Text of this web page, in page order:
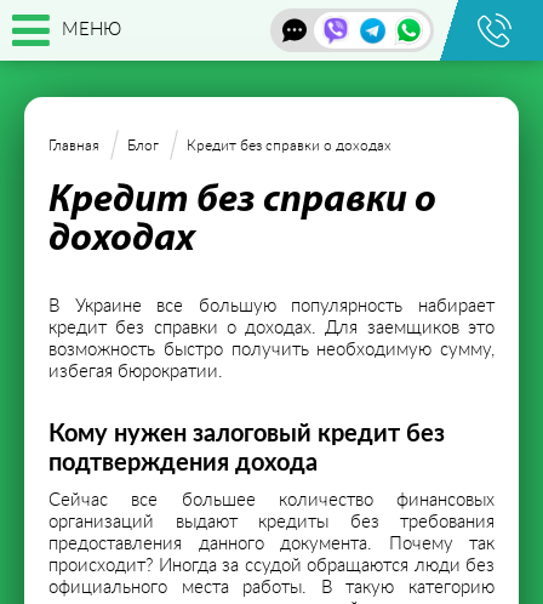
МЕНЮ
Главная Блог Кредит без справки о доходах
Кредит без справки о
доходах
В Украине все большую популярность набирает
кредит без справки о доходах. Для заемщиков это
возможность быстро получить необходимую сумму,
избегая бюрократии.
Кому нужен залоговый кредит без
подтверждения дохода
Сейчас все большее количество финансовых
организаций выдают кредиты без требования
предоставления данного документа. Почему так
происходит? Иногда за ссудой обращаются люди без
официального места работы. В такую категорию